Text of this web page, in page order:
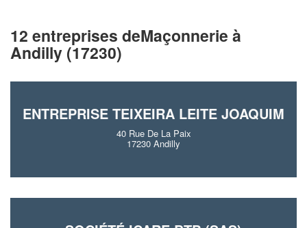
12 entreprises deMaçonnerie à
Andilly (17230)
ENTREPRISE TEIXEIRA LEITE JOAQUIM
40 Rue De La Paix
17230 Andilly